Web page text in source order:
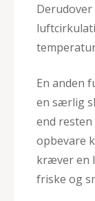
En anden
en særlig
end
opbevare
kræver en
friske og